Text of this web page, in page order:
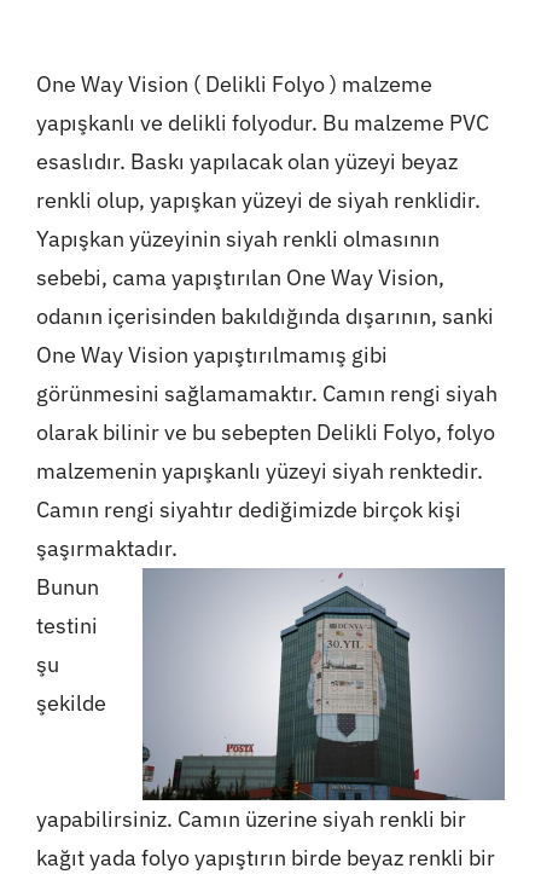
One Way Vision ( Delikli Folyo ) malzeme
yapışkanlı ve delikli folyodur. Bu malzeme PVC
esaslıdır. Baskı yapılacak olan yüzeyi beyaz
renkli olup, yapışkan yüzeyi de siyah renklidir.
Yapışkan yüzeyinin siyah renkli olmasının
sebebi, cama yapıştırılan One Way Vision,
odanın içerisinden bakıldığında dışarının, sanki
One Way Vision yapıştırılmamış gibi
görünmesini sağlamamaktır. Camın rengi siyah
olarak bilinir ve bu sebepten Delikli Folyo, folyo
malzemenin yapışkanlı yüzeyi siyah renktedir.
Camın rengi siyahtır dediğimizde birçok kişi
şaşırmaktadır.
Bunun
testini
şu
şekilde
yapabilirsiniz. Camın üzerine siyah renkli bir
kağıt yada folyo yapıştırın birde beyaz renkli bir